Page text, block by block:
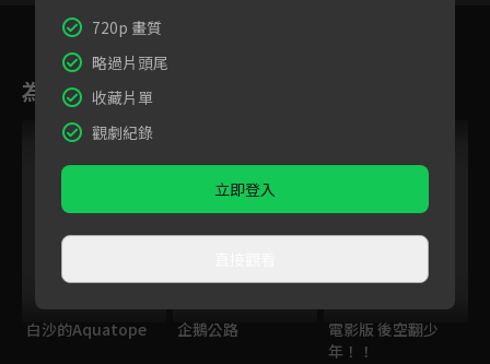
11 12
為您推薦
白沙的Aquatope 企鵝公路
電影版 後空翻少
年！！
720p 畫質
略過片頭尾
收藏片單
觀劇紀錄
立即登入